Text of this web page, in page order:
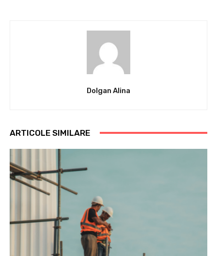
Dolgan Alina
ARTICOLE SIMILARE